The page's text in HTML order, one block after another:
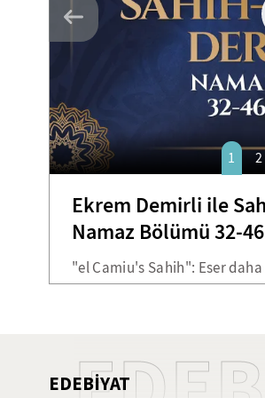
Ekrem Demirli ile
Namaz Bölümü 32-
"el Camiu's Sahih": Eser
göre hadis belirleyerek on
toplayabilmiştir. Kendi tabiri
abdesti almış ve Efendimizin
1 2
EDEBİYAT